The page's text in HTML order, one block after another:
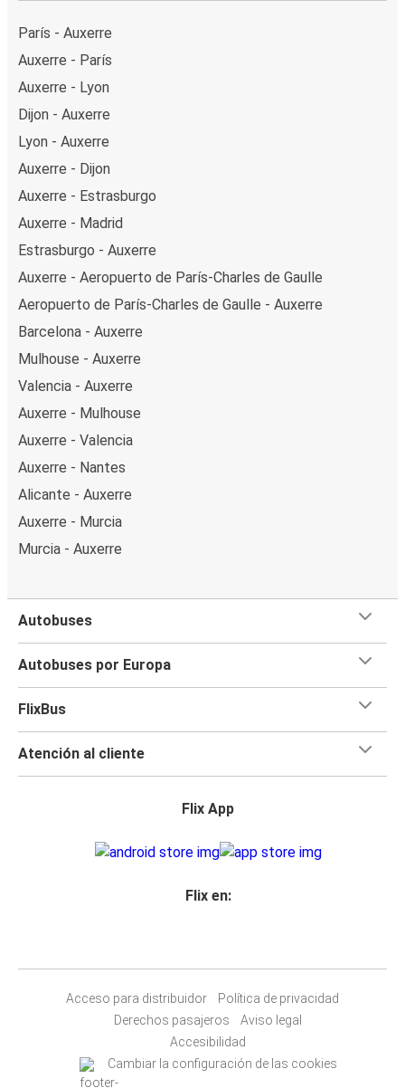
París - Auxerre
Auxerre - París
Auxerre - Lyon
Dijon - Auxerre
Lyon - Auxerre
Auxerre - Dijon
Auxerre - Estrasburgo
Auxerre - Madrid
Estrasburgo - Auxerre
Auxerre - Aeropuerto de París-Charles de Gaulle
Aeropuerto de París-Charles de Gaulle - Auxerre
Barcelona - Auxerre
Mulhouse - Auxerre
Valencia - Auxerre
Auxerre - Mulhouse
Auxerre - Valencia
Auxerre - Nantes
Alicante - Auxerre
Auxerre - Murcia
Murcia - Auxerre
Autobuses
Autobuses por Europa
FlixBus
Atención al cliente
Flix App
Flix en:
Acceso para distribuidor
Política de privacidad
Derechos pasajeros
Aviso legal
Accesibilidad
Cambiar la configuración de las cookies